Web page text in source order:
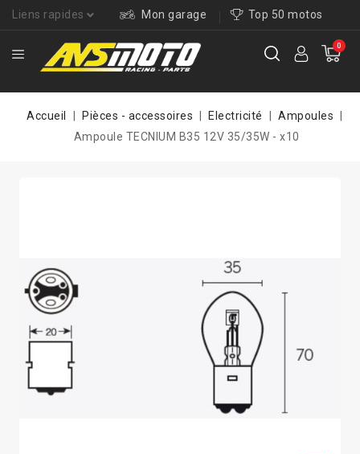
Liens rapides Mon garage Top 50 motos
0
Accueil Pièces - accessoires Electricité
Ampoules
Ampoule TECNIUM B35 12V 35/35W - x10